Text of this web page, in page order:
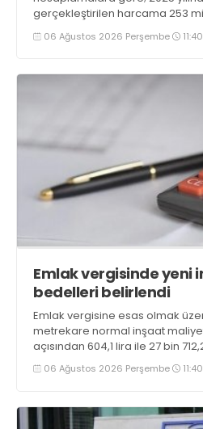
gerçekleştirilen harcama 253
Ar-Ge harcamalarının merkezi
içerisindeki oranı yüzde 1,58 oldu
06 Ağustos 2026 Perşembe 11:40
Emlak vergisinde yeni
bedelleri belirlendi
Emlak vergisine esas olmak
metrekare normal inşaat
açısından 604,1 lira ile 27 bin
değişecek
06 Ağustos 2026 Perşembe 11:40